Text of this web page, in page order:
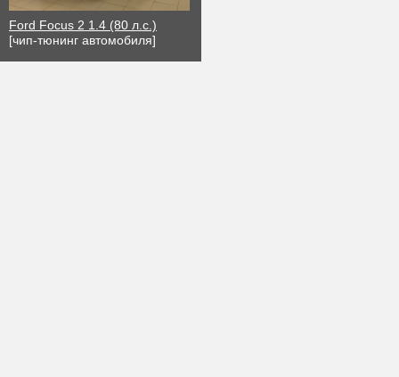
Ford Focus 2 1.4 (80 л.с.)
[чип-тюнинг автомобиля]